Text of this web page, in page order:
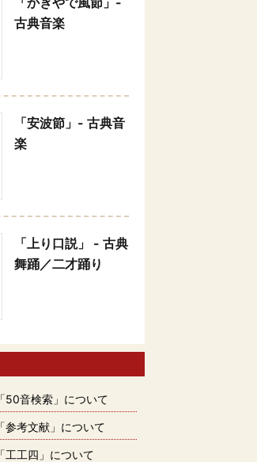
古典音楽
「安波節」- 古典音
楽
「上り口説」 - 古典
舞踊／二才踊り
「50音検索」について
「参考文献」について
「工工四」について